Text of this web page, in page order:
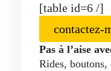
[table id=6 /]
contactez-
Pas à l’aise
Rides,